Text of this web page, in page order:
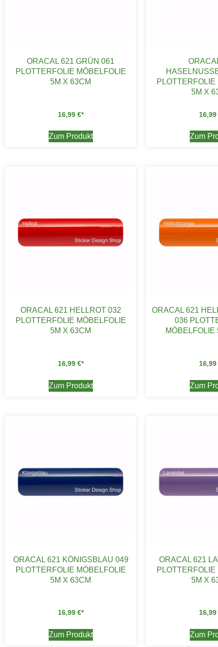
ORACAL 621 GRÜN 061
PLOTTERFOLIE MÖBELFOLIE
5M X 63CM
16,99 €
Zum Produkt
LOTTERFOLIE
M X
16,99
Zum
ORACAL 621 HELLROT 032
PLOTTERFOLIE MÖBELFOLIE
5M X 63CM
16,99 €
Zum Produkt
ORACAL 621
036
MÖBELFOLIE
16,99
Zum
ORACAL 621 KÖNIGSBLAU 049
PLOTTERFOLIE MÖBELFOLIE
5M X 63CM
16,99 €
Zum Produkt
ORACAL 621
PLOTTERFOLIE
5M X
16,99
Zum